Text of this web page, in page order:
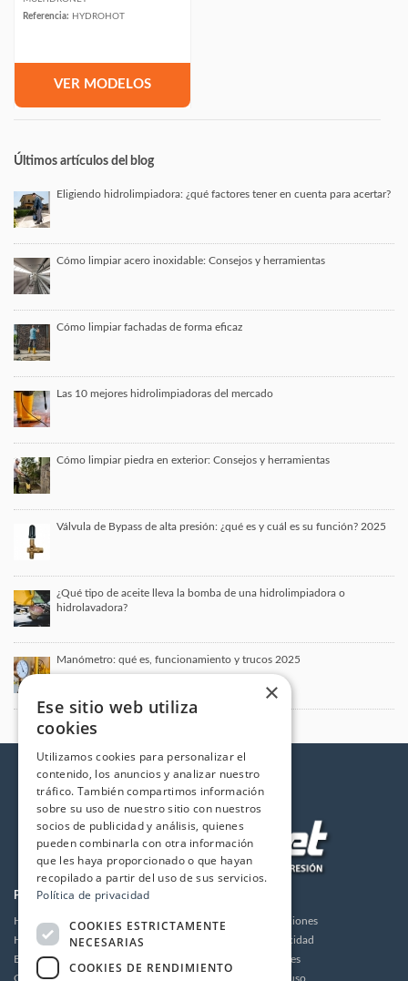
Referencia: HYDROHOT
VER MODELOS
Últimos artículos del blog
Eligiendo hidrolimpiadora: ¿qué factores tener en cuenta para acertar?
Cómo limpiar acero inoxidable: Consejos y herramientas
Cómo limpiar fachadas de forma eficaz
Las 10 mejores hidrolimpiadoras del mercado
Cómo limpiar piedra en exterior: Consejos y herramientas
Válvula de Bypass de alta presión: ¿qué es y cuál es su función? 2025
¿Qué tipo de aceite lleva la bomba de una hidrolimpiadora o
hidrolavadora?
Manómetro: qué es, funcionamiento y trucos 2025
PRODUCTOS
Hidrolimpiadoras
Humidificación
Bombas de alta presión
Grupos motor bomba alta presión
Envios y devoluciones
Política de privacidad
Política de cookies
Condiciones de uso
×
Ese sitio web utiliza
cookies
Utilizamos cookies para personalizar el
contenido, los anuncios y analizar nuestro
tráfico. También compartimos información
sobre su uso de nuestro sitio con nuestros
socios de publicidad y análisis, quienes
pueden combinarla con otra información
que les haya proporcionado o que hayan
recopilado a partir del uso de sus servicios.
Política de privacidad
COOKIES ESTRICTAMENTE
NECESARIAS
COOKIES DE RENDIMIENTO